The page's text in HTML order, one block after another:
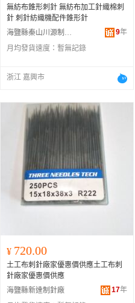
無紡布錐形刺針 無紡布加工針織棉刺
針 刺針紡織機配件錐形針
海鹽縣秦山川源制針廠
9年
月均發貨速度： 暫無記錄
浙江 嘉興市
¥ 720.00
土工布刺針廠家優惠價供應土工布刺
針廠家優惠價供應
海鹽縣新達制針廠
17年